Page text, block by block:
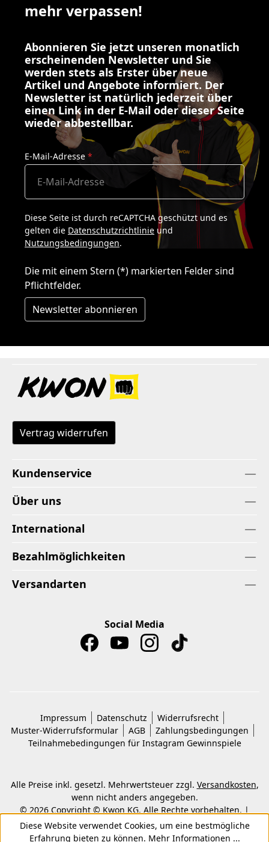
mehr verpassen!
Abonnieren Sie jetzt unseren monatlich
erscheinenden Newsletter und Sie
werden stets als Erster über neue
Artikel und Angebote informiert. Der
Newsletter ist natürlich jederzeit über
einen Link in der E-Mail oder dieser Seite
wieder abbestellbar.
E-Mail-Adresse *
Diese Seite ist durch reCAPTCHA geschützt und es
gelten die Datenschutzrichtlinie und
Nutzungsbedingungen.
Die mit einem Stern (*) markierten Felder sind
Pflichtfelder.
Newsletter abonnieren
Vertrag widerrufen
Kundenservice
Über uns
International
Bezahlmöglichkeiten
Versandarten
Social Media
Impressum Datenschutz
Widerrufsrecht
Muster-Widerrufsformular
AGB
Zahlungsbedingungen
Teilnahmebedingungen für Instagram Gewinnspiele
Alle Preise inkl. gesetzl. Mehrwertsteuer zzgl. Versandkosten,
wenn nicht anders angegeben.
© 2026 Copyright © Kwon KG. Alle Rechte vorbehalten. |
Umsetzung durchShopware-Agentur ECONSOR
Diese Website verwendet Cookies, um eine bestmögliche
Erfahrung bieten zu können. Mehr Informationen ...